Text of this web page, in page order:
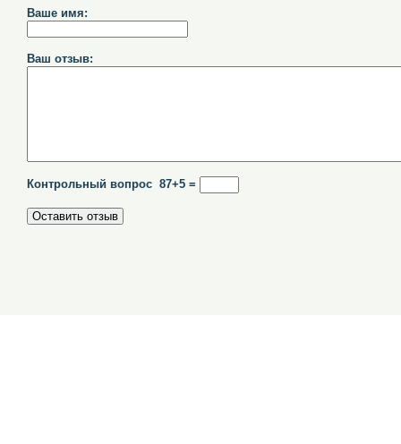
Ваше имя:
Ваш отзыв:
Контрольный вопрос 87+5 =